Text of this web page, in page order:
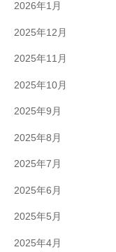
2026年1月
2025年12月
2025年11月
2025年10月
2025年9月
2025年8月
2025年7月
2025年6月
2025年5月
2025年4月